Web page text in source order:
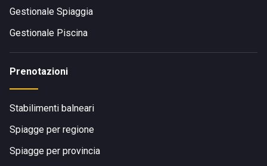
Gestionale Spiaggia
Gestionale Piscina
Prenotazioni
Stabilimenti balneari
Spiagge per regione
Spiagge per provincia